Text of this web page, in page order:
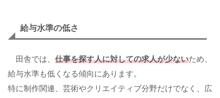
給与水準の低さ
田舎では、 仕事を探す人に対しての求人が少ないため、
給与水準も低くなる傾向にあります。
特に制作関連、芸術やクリエイティブ分野だけでなく、広